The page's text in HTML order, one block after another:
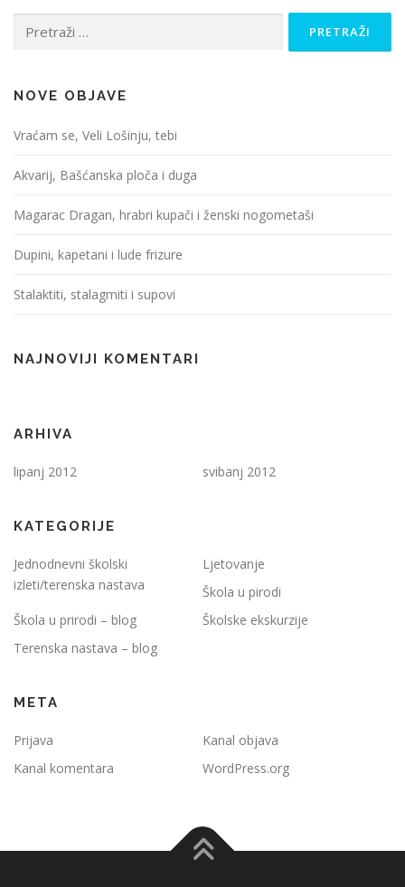
NOVE OBJAVE
Vraćam se, Veli Lošinju, tebi
Akvarij, Bašćanska ploča i duga
Magarac Dragan, hrabri kupači i ženski nogometaši
Dupini, kapetani i lude frizure
Stalaktiti, stalagmiti i supovi
NAJNOVIJI KOMENTARI
ARHIVA
lipanj 2012 svibanj 2012
KATEGORIJE
Jednodnevni školski
izleti/terenska nastava
Ljetovanje
Škola u pirodi
Škola u prirodi – blog
Školske ekskurzije
Terenska nastava – blog
META
Prijava
Kanal objava
Kanal komentara
WordPress.org